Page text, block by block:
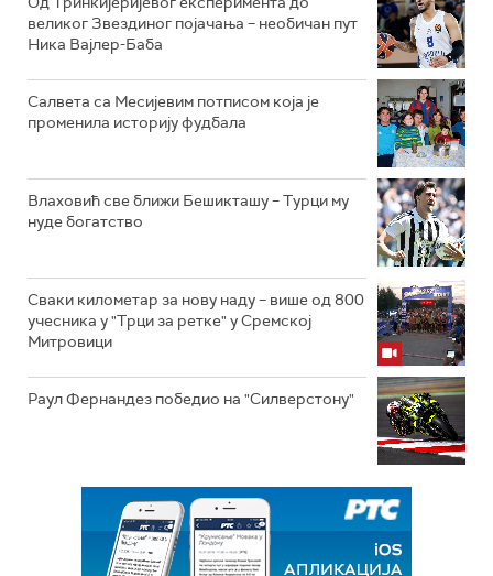
великог Звездиног појачања – необичан пут
Ника Вајлер-Баба
Салвета са Месијевим потписом која је
променила историју фудбала
Влаховић све ближи Бешикташу – Турци му
нуде богатство
Сваки километар за нову наду – више од 800
учесника у "Трци за ретке" у Сремској
Митровици
Раул Фернандез победио на "Силверстону"